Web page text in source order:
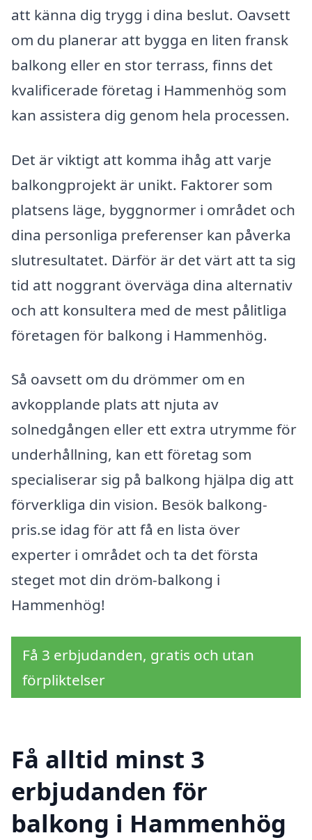
att känna dig trygg i dina beslut. Oavsett
om du planerar att bygga en liten fransk
balkong eller en stor terrass, finns det
kvalificerade företag i Hammenhög som
kan assistera dig genom hela processen.
Det är viktigt att komma ihåg att varje
balkongprojekt är unikt. Faktorer som
platsens läge, byggnormer i området och
dina personliga preferenser kan påverka
slutresultatet. Därför är det värt att ta sig
tid att noggrant överväga dina alternativ
och att konsultera med de mest pålitliga
företagen för balkong i Hammenhög.
Så oavsett om du drömmer om en
avkopplande plats att njuta av
solnedgången eller ett extra utrymme för
underhållning, kan ett företag som
specialiserar sig på balkong hjälpa dig att
förverkliga din vision. Besök balkong-
pris.se idag för att få en lista över
experter i området och ta det första
steget mot din dröm-balkong i
Hammenhög!
Få 3 erbjudanden, gratis och utan
förpliktelser
Få alltid minst 3
erbjudanden för
balkong i Hammenhög